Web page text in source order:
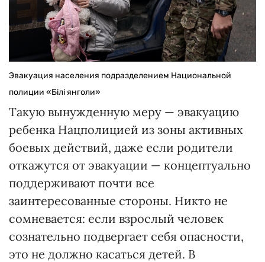
Эвакуация населения подразделением Национальной
полиции «Білі янголи»
Такую вынужденную меру — эвакуацию
ребенка Нацполицией из зоны активных
боевых действий, даже если родители
откажутся от эвакуации — концептуально
поддерживают почти все
заинтересованные стороны. Никто не
сомневается: если взрослый человек
сознательно подвергает себя опасности,
это не должно касаться детей. В